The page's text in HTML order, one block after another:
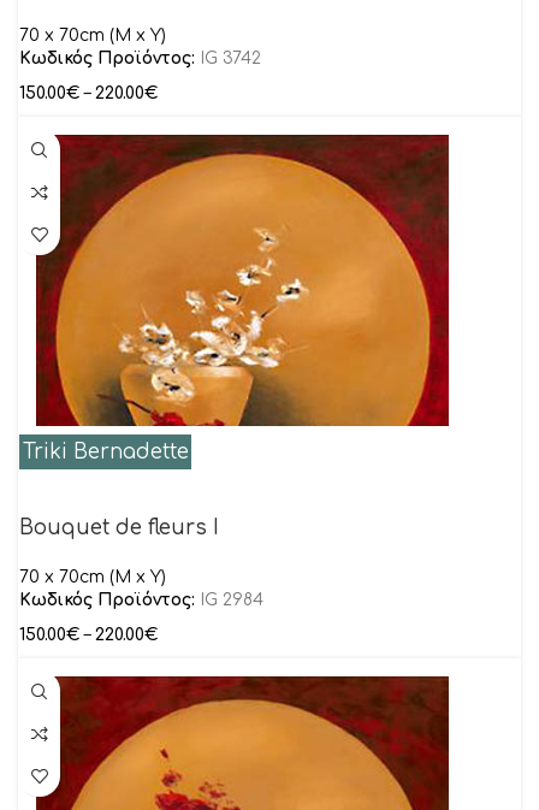
70 x 70cm (M x Y)
Κωδικός Προϊόντος:
IG 3742
150.00€ – 220.00€
Triki Bernadette
Bouquet de fleurs I
70 x 70cm (M x Y)
Κωδικός Προϊόντος:
IG 2984
150.00€ – 220.00€